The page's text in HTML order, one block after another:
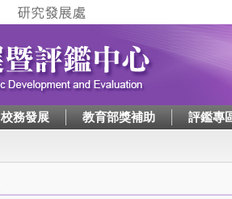
Jump to navigation
校務發展 教育部獎補助 評鑑專